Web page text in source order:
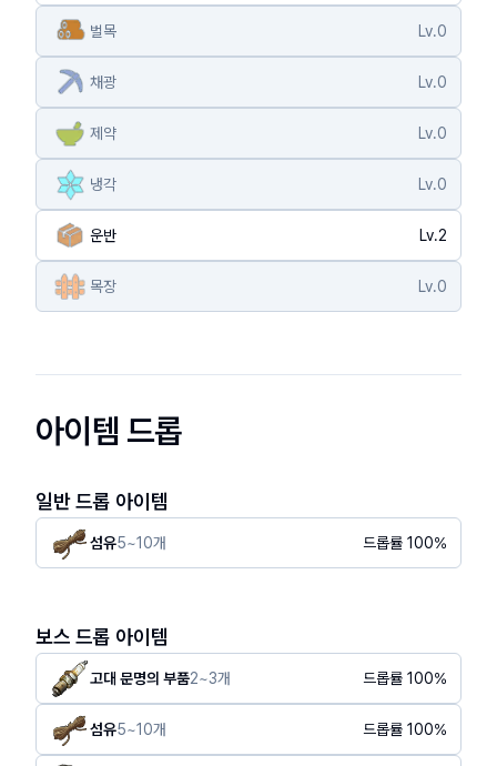
벌목 Lv.0
채광 Lv.0
제약 Lv.0
냉각 Lv.0
운반 Lv.2
목장 Lv.0
아이템 드롭
일반 드롭 아이템
섬유5~10개 드롭률 100%
보스 드롭 아이템
고대 문명의 부품2~3개 드롭률 100%
섬유5~10개 드롭률 100%